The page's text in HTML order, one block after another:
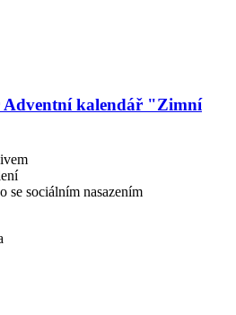
Adventní kalendář "Zimní
se sociálním nasazením